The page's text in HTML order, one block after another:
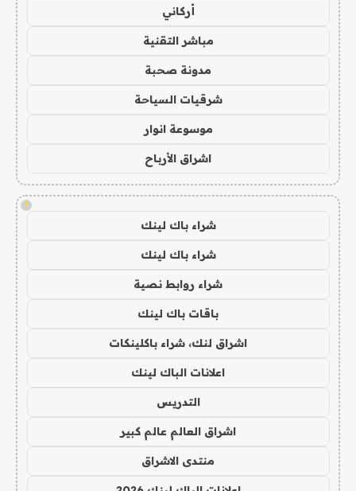
أركاني
مباشر التقنية
مدونة صحبة
شرقيات السياحة
موسوعة انوار
اشراق الأرباح
!
شراء باك لينك
شراء باك لينك
شراء روابط نصية
باقات باك لينك
اشراق لنك، شراء باكلينكات
اعلانات الباك لينك
التدريس
اشراق العالم عالم كبير
منتدى الاشراق